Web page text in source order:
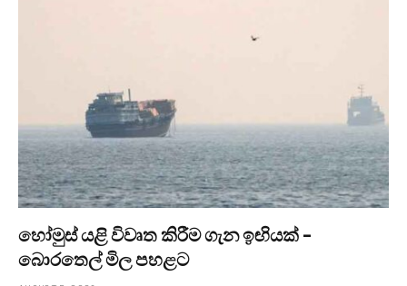
හෝමුස් යළි විවෘත කිරීම ගැන ඉඟියක් –
බොරතෙල් මිල පහළට